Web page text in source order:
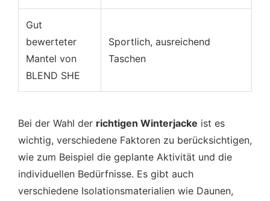
Gut
bewerteter
Mantel von
BLEND SHE
Sportlich, ausreichend
Taschen
Bei der Wahl der richtigen Winterjacke ist es
wichtig, verschiedene Faktoren zu berücksichtigen,
wie zum Beispiel die geplante Aktivität und die
individuellen Bedürfnisse. Es gibt auch
verschiedene Isolationsmaterialien wie Daunen,